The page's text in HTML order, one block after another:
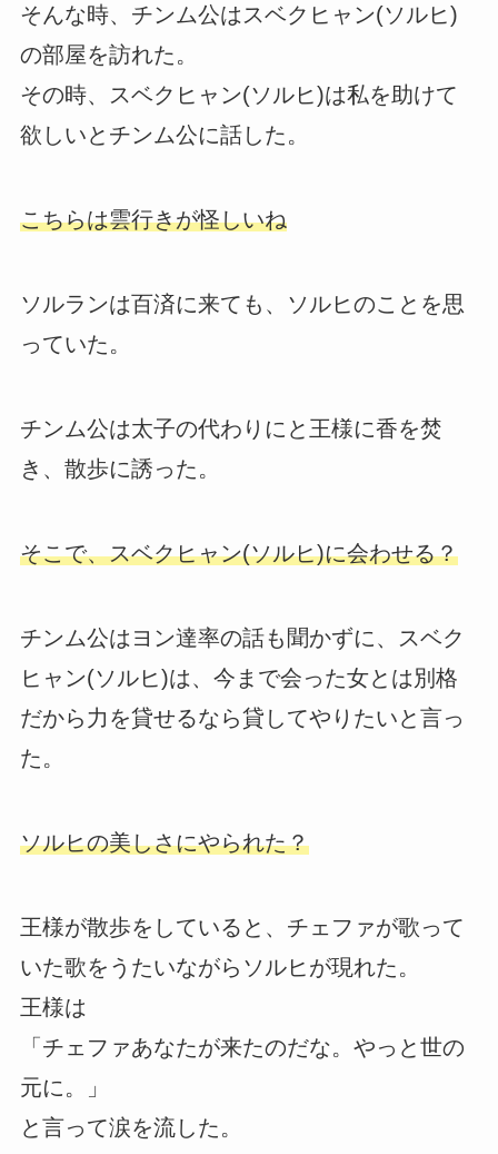
そんな時、チンム公はスベクヒャン(ソルヒ)
の部屋を訪れた。
その時、スベクヒャン(ソルヒ)は私を助けて
欲しいとチンム公に話した。
こちらは雲行きが怪しいね
ソルランは百済に来ても、ソルヒのことを思
っていた。
チンム公は太子の代わりにと王様に香を焚
き、散歩に誘った。
そこで、スベクヒャン(ソルヒ)に会わせる？
チンム公はヨン達率の話も聞かずに、スベク
ヒャン(ソルヒ)は、今まで会った女とは別格
だから力を貸せるなら貸してやりたいと言っ
た。
ソルヒの美しさにやられた？
王様が散歩をしていると、チェファが歌って
いた歌をうたいながらソルヒが現れた。
王様は
「チェファあなたが来たのだな。やっと世の
元に。」
と言って涙を流した。